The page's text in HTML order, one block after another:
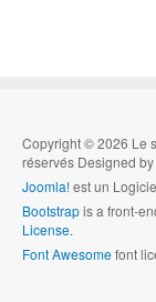
Copyright © 2026 Le
réservés Designed by
Joomla!est un
Bootstrapis a front-
License.
Font Awesomefont